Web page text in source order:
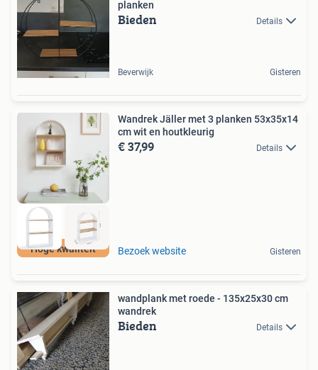
planken
Bieden Details
Beverwijk Gisteren
Hoge kwaliteit
Wandrek Jäller met 3 planken 53x35x14
cm wit en houtkleurig
€ 37,99 Details
Bezoek website Gisteren
wandplank met roede - 135x25x30 cm
wandrek
Bieden Details